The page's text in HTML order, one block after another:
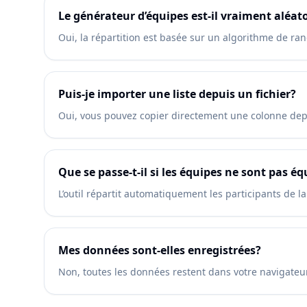
Le générateur d’équipes est-il vraiment
Oui, la répartition est basée sur un algorithme de
Puis-je importer une liste depuis un fichier?
Oui, vous pouvez copier directement une colonne
Que se passe-t-il si les équipes ne sont pas
L’outil répartit automatiquement les participants de
Mes données sont-elles enregistrées?
Non, toutes les données restent dans votre